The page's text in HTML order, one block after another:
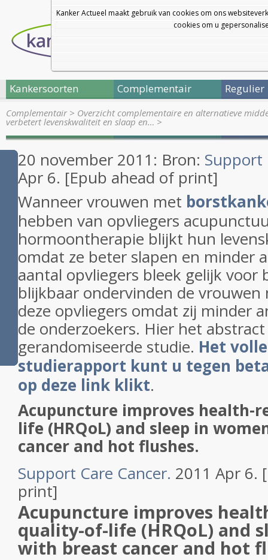
Kanker Actueel maakt gebruik van cookies om ons
cookies om u
Kankersoorten Complementair Regulier
Complementair> Overzicht complementaire en alternatieve
verbetert levenskwaliteit en slaap en… >
20 november 2011: Bron: Support
Apr 6. [Epub ahead of print]
Wanneer vrouwen met
hebben van opvliegers
hormoontherapie blijkt hun
omdat ze beter slapen en minder
aantal opvliegers bleek gelijk voor
blijkbaar ondervinden de vrouwen
deze opvliegers omdat zij minder
de onderzoekers. Hier het
gerandomiseerde studie. Het
studierapport kunt u tegen
op deze link klikt.
Acupuncture improves health-
life (HRQoL) and sleep in
cancer and hot flushes.
Support Care Cancer. 2011 Apr 6.
print]
Acupuncture improves
quality-of-life (HRQoL) and
with breast cancer and hot